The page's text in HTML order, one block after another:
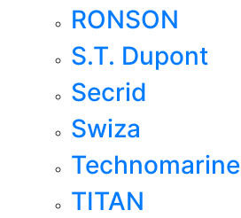
RONSON
S.T. Dupont
Secrid
Swiza
Technomarine
TITAN